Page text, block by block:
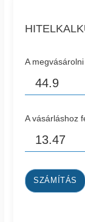
A
A vásárláshoz
SZÁMÍTÁS